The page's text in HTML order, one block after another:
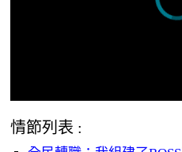
情節列表 :